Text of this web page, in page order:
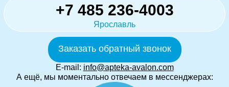
+7 485 236-4003
Ярославль
Заказать обратный звонок
E-mail: info@apteka-avalon.com
А ещё, мы моментально отвечаем в мессенджерах: